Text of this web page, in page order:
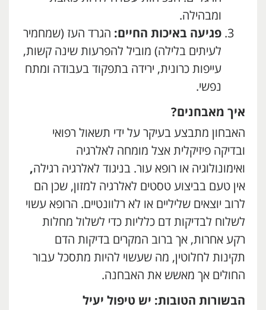
ומבהילה.
פגיעה באיכות החיים: הגרד העז (שמחמיר
לעיתים בלילה) מוביל להפרעות שינה קשות,
עייפות כרונית, ירידה בתפקוד בעבודה ומתח
נפשי.
איך מאבחנים?
האבחון מתבצע בעיקר על ידי תשאול רפואי
ובדיקה פיזיקלית אצל מומחה לאלרגיה
ואימונולוגיה או רופא עור. בניגוד לאלרגיה רגילה,
אין טעם בביצוע טסטים לאלרגיה למזון, שכן הם
לרוב יוצאים שליליים או לא רלוונטיים. הרופא עשוי
לשלוח לבדיקות דם כלליות כדי לשלול מחלות
רקע אחרות, אך ברוב המקרים בדיקות הדם
תקינות לחלוטין, מה שעשוי להיות מתסכל עבור
החולים אך מאשש את האבחנה.
הבשורות הטובות: יש טיפול יעיל